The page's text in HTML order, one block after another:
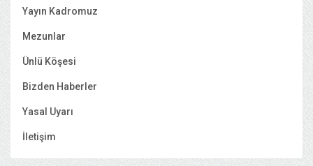
Yayın Kadromuz
Mezunlar
Ünlü Köşesi
Bizden Haberler
Yasal Uyarı
İletişim